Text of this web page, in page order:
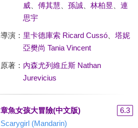
威、 傅其慧、 孫誠、 林柏昱
連
思宇
導演： 里卡德庫索 Ricard Cussó、 塔妮
亞樊尚 Tania Vincent
原著： 內森尤列維丘斯 Nathan
Jurevicius
章魚女孩大冒險(中文版)
6.3
Scarygirl (Mandarin)